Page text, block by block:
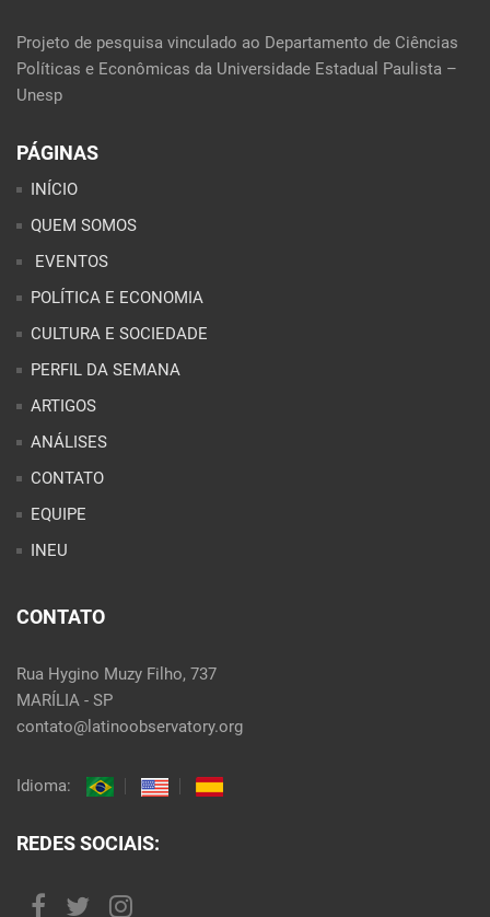
Projeto de pesquisa vinculado ao Departamento de Ciências
Políticas e Econômicas da Universidade Estadual Paulista –
Unesp
PÁGINAS
INÍCIO
QUEM SOMOS
EVENTOS
POLÍTICA E ECONOMIA
CULTURA E SOCIEDADE
PERFIL DA SEMANA
ARTIGOS
ANÁLISES
CONTATO
EQUIPE
INEU
CONTATO
Rua Hygino Muzy Filho, 737
MARÍLIA - SP
contato@latinoobservatory.org
Idioma:
REDES SOCIAIS: